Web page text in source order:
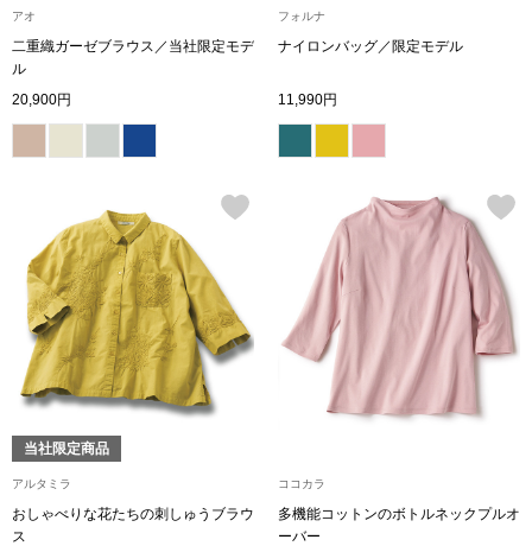
BOGARD 最新号はこちら
ランド
集
タログ
すべて見る
アンダーウェア
その他
バッグ
アオ
二重織ガーゼブラウス／当社限定モデ
ル
20,900円
フォルナ
ナイロンバッグ／限定モデル
11,990円
当社限定商品
アルタミラ
おしゃべりな花たちの刺しゅうブラウ
ス
ココカラ
多機能コットンのボトルネックプルオ
ーバー